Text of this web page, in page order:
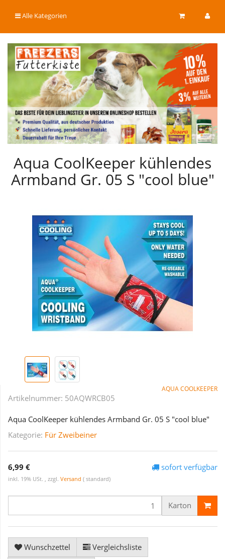
Alle Kategorien
Aqua CoolKeeper kühlendes
Armband Gr. 05 S "cool blue"
AQUA COOLKEEPER
Artikelnummer: 50AQWRCB05
Aqua CoolKeeper kühlendes Armband Gr. 05 S "cool blue"
Kategorie: Für Zweibeiner
6,99 €
inkl. 19% USt. , zzgl. Versand ( standard)
sofort verfügbar
Karton
Wunschzettel
Vergleichsliste